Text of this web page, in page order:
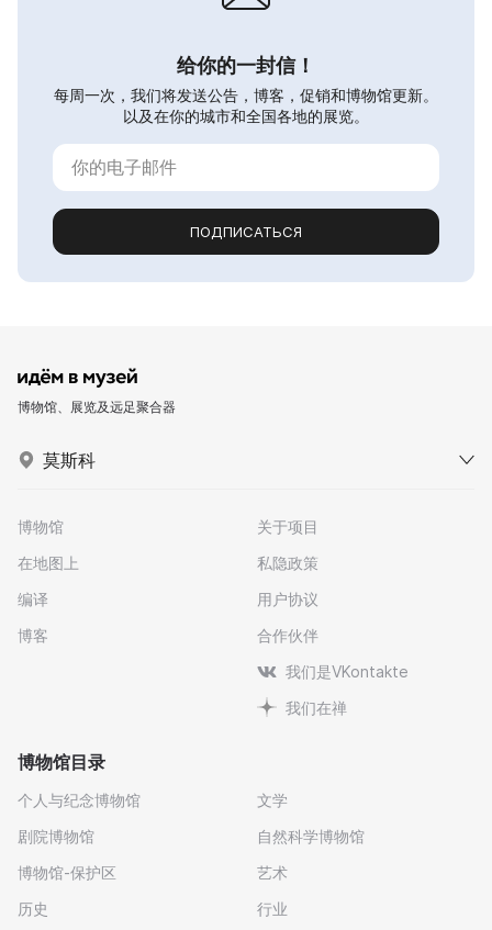
给你的一封信！
每周一次，我们将发送公告，博客，促销和博物馆更新。
以及在你的城市和全国各地的展览。
ПОДПИСАТЬСЯ
博物馆、展览及远足聚合器
莫斯科
博物馆
在地图上
编译
博客
关于项目
私隐政策
用户协议
合作伙伴
我们是VKontakte
我们在禅
博物馆目录
个人与纪念博物馆
剧院博物馆
博物馆-保护区
历史
文学
自然科学博物馆
艺术
行业